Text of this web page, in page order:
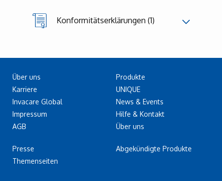
Konformitätserklärungen (1)
Über uns
Karriere
Invacare Global
Impressum
AGB
Presse
Themenseiten
Produkte
UNIQUE
News & Events
Hilfe & Kontakt
Über uns
Abgekündigte Produkte